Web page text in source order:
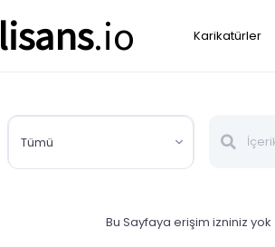
lisans.io Karikatürler
Tümü
Bu Sayfaya erişim izniniz yok